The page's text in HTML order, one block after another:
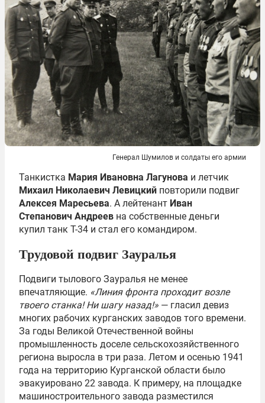
Генерал Шумилов и солдаты его армии
Танкистка Мария Ивановна Лагунова и летчик
Михаил Николаевич Левицкий повторили подвиг
Алексея Маресьева. А лейтенант И ван
Степанович Андреев на собственные деньги
купил танк Т-34 и стал его командиром.
Трудовой подвиг Зауралья
Подвиги тылового Зауралья не менее
впечатляющие. «Линия фронта проходит возле
твоего станка! Ни шагу назад!» — гласил девиз
многих рабочих курганских заводов того времени.
За годы Великой Отечественной войны
промышленность доселе сельскохозяйственного
региона выросла в три раза. Летом и осенью 1941
года на территорию Курганской области было
эвакуировано 22 завода. К примеру, на площадке
машиностроительного завода разместился